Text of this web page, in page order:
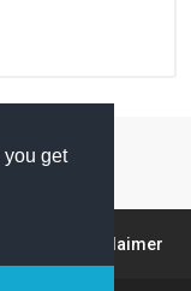
get
Disclaimer